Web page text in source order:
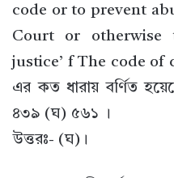
code or to prevent
Court or
justice’ f The code of
এর কত ধারায় বর্ণিত
৪৩৯ (ঘ) ৫৬১ ।
উত্তরঃ- (ঘ)।